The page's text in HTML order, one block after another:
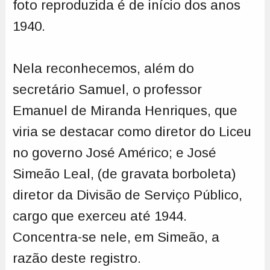
foto reproduzida é de início dos anos
1940.
Nela reconhecemos, além do
secretário Samuel, o professor
Emanuel de Miranda Henriques, que
viria se destacar como diretor do Liceu
no governo José Américo; e José
Simeão Leal, (de gravata borboleta)
diretor da Divisão de Serviço Público,
cargo que exerceu até 1944.
Concentra-se nele, em Simeão, a
razão deste registro.